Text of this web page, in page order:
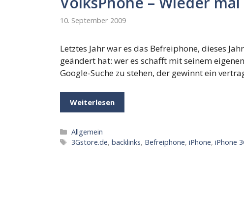
10. September 2009
Letztes Jahr war es das Befreiphone, dieses
geändert hat: wer es schafft mit seinem
Google-Suche zu stehen, der gewinnt ein
Weiterlesen
Kategorien
Allgemein
Schlagwörter
3Gstore.de,backlinks, Befreiphone,iPhone,iPhone